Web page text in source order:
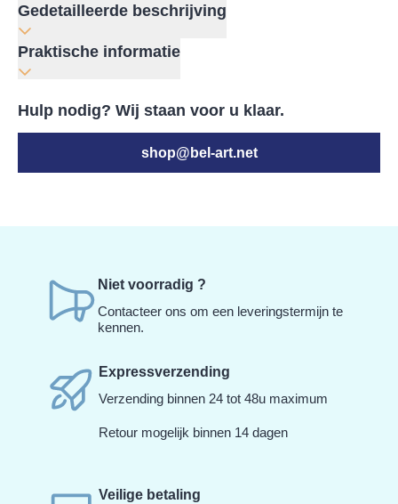
Gedetailleerde beschrijving
Praktische informatie
Hulp nodig? Wij staan voor u klaar.
shop@bel-art.net
Niet voorradig ?
Contacteer ons om een leveringstermijn te
kennen.
Expressverzending
Verzending binnen 24 tot 48u maximum
Retour mogelijk binnen 14 dagen
Veilige betaling